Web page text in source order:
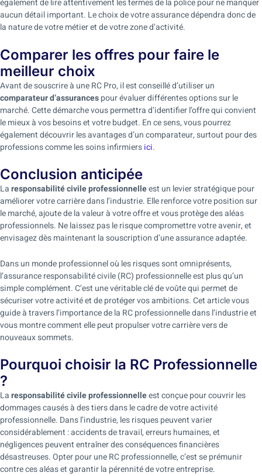
également de lire attentivement les termes de la police pour ne manquer
aucun détail important. Le choix de votre assurance dépendra donc de
la nature de votre métier et de votre zone d’activité.
Comparer les offres pour faire le
meilleur choix
Avant de souscrire à une RC Pro, il est conseillé d’utiliser un
comparateur d’assurancespour évaluer différentes options sur le
marché. Cette démarche vous permettra d’identifier l’offre qui convient
le mieux à vos besoins et votre budget. En ce sens, vous pourrez
également découvrir les avantages d’un comparateur, surtout pour des
professions comme les soins infirmiersici.
Conclusion anticipée
Laresponsabilité civile professionnelleest un levier stratégique pour
améliorer votre carrière dans l’industrie. Elle renforce votre position sur
le marché, ajoute de la valeur à votre offre et vous protège des aléas
professionnels. Ne laissez pas le risque compromettre votre avenir, et
envisagez dès maintenant la souscription d’une assurance adaptée.
Dans un monde professionnel où les risques sont omniprésents,
l’assurance responsabilité civile (RC) professionnelle est plus qu’un
simple complément. C’est une véritable clé de voûte qui permet de
sécuriser votre activité et de protéger vos ambitions. Cet article vous
guide à travers l’importance de la RC professionnelle dans l’industrie et
vous montre comment elle peut propulser votre carrière vers de
nouveaux sommets.
Pourquoi choisir la RC Professionnelle
?
Laresponsabilité civile professionnelleest conçue pour couvrir les
dommages causés à des tiers dans le cadre de votre activité
professionnelle. Dans l’industrie, les risques peuvent varier
considérablement : accidents de travail, erreurs humaines, et
négligences peuvent entraîner des conséquences financières
désastreuses. Opter pour une RC professionnelle, c’est se prémunir
contre ces aléas et garantir la pérennité de votre entreprise.